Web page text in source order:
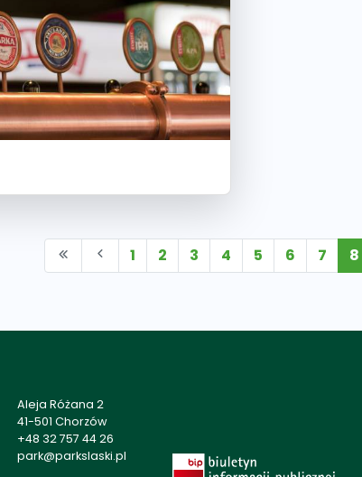
1 2 3 4 5 6 7 8
Aleja Różana 2
41-501 Chorzów
+48 32 757 44 26
park@parkslaski.pl